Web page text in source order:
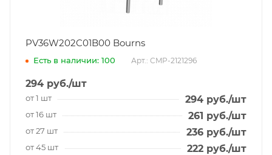
PV36W202C01B00 Bourns
Есть в наличии: 100 Арт.: CMP-2121296
294 руб./шт
от 1 шт 294 руб./шт
от 16 шт 261 руб./шт
от 27 шт 236 руб./шт
от 45 шт 222 руб./шт